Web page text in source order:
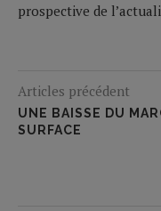
prospective de
Articles précédent
UNE BAISSE DU
SURFACE